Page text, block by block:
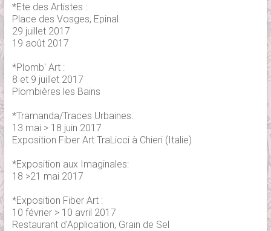
*Ete des Artistes :
Place des Vosges, Epinal
29 juillet 2017
19 août 2017
*Plomb' Art :
8 et 9 juillet 2017
Plombières les Bains
*Tramanda/Traces Urbaines:
13 mai > 18 juin 2017
Exposition Fiber Art TraLicci à Chieri (Italie)
*Exposition aux Imaginales:
18 >21 mai 2017
*Exposition Fiber Art :
10 février > 10 avril 2017
Restaurant d'Application, Grain de Sel